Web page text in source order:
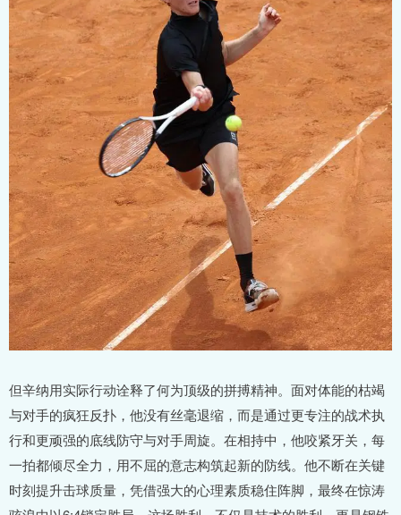
但辛纳用实际行动诠释了何为顶级的拼搏精神。面对体能的枯竭
与对手的疯狂反扑，他没有丝毫退缩，而是通过更专注的战术执
行和更顽强的底线防守与对手周旋。在相持中，他咬紧牙关，每
一拍都倾尽全力，用不屈的意志构筑起新的防线。他不断在关键
时刻提升击球质量，凭借强大的心理素质稳住阵脚，最终在惊涛